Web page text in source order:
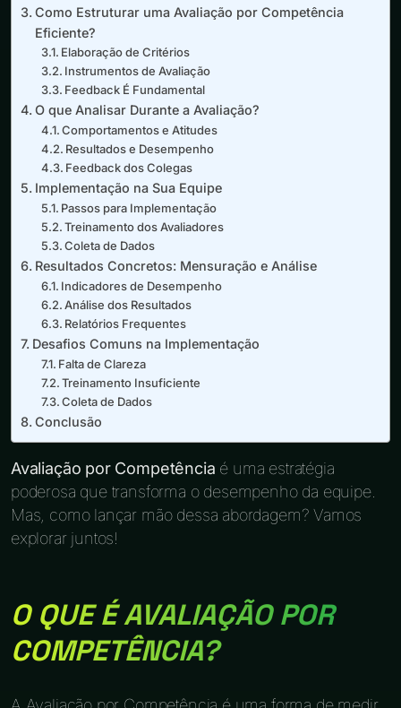
Como Estruturar uma Avaliação por Competência
Eficiente?
Elaboração de Critérios
Instrumentos de Avaliação
Feedback É Fundamental
O que Analisar Durante a Avaliação?
Comportamentos e Atitudes
Resultados e Desempenho
Feedback dos Colegas
Implementação na Sua Equipe
Passos para Implementação
Treinamento dos Avaliadores
Coleta de Dados
Resultados Concretos: Mensuração e Análise
Indicadores de Desempenho
Análise dos Resultados
Relatórios Frequentes
Desafios Comuns na Implementação
Falta de Clareza
Treinamento Insuficiente
Coleta de Dados
Conclusão
Avaliação por Competência é uma estratégia
poderosa que transforma o desempenho da equipe.
Mas, como lançar mão dessa abordagem? Vamos
explorar juntos!
O QUE É AVALIAÇÃO POR
COMPETÊNCIA?